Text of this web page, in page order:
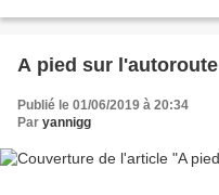
A pied sur l'autoroute
Publié le 01/06/2019 à 20:34
Par yannigg